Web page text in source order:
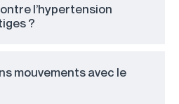
l’hypertension
?
mouvements avec le